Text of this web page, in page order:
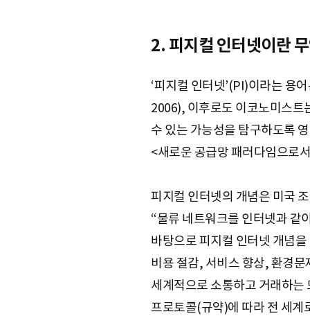
2. 피지컬 인터넷이란
‘피지컬 인터넷’(PI)이라는 용
2006), 이후로도 이코노미스트
수 있는 가능성을 탐구하도록
<새로운 공급망 패러다임으로
피지컬 인터넷의 개념은 미국
“물류 네트워크를 인터넷과 같
바탕으로 피지컬 인터넷 개념
비용 절감, 서비스 향상, 환경
세계적으로 소통하고 거래하는
프로토콜(규약)에 따라 전 세